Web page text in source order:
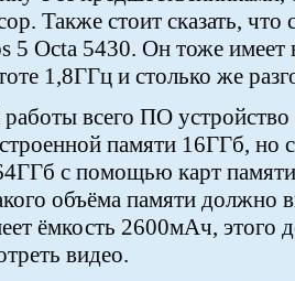
Также стоит сказать,
5 Octa 5430. Он тоже имеет
1,8ГГц и столько же
всего ПО
памяти 16ГГб, но
с помощью карт
объёма памяти должно
ёмкость 2600мАч, этого
видео.